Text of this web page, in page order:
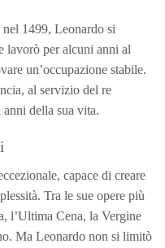
1499, Leonardo si
lavorò per alcuni anni al
un’occupazione stabile.
al servizio del re
della sua vita.
capace di creare
Tra le sue opere più
l’Ultima Cena, la Vergine
Ma Leonardo non si limitò